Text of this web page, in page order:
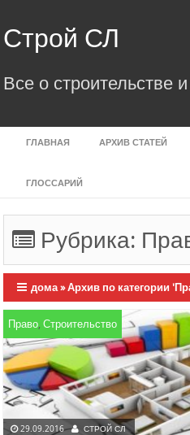
to
content
Строй СЛ
Все о строительстве
ГЛАВНАЯ АРХИВ СТАТЕЙ
ГЛОССАРИЙ
Рубрика:
дома»Архив по категории
Право ,Строительство
29.09.2016 СТРОЙ СЛ